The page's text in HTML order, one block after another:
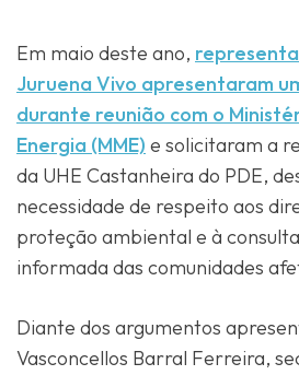
Em maio deste ano,
Juruena Vivo apresentaram
durante reunião com o
Energia (MME) e solicitaram a
da UHE Castanheira do PDE,
necessidade de respeito aos
proteção ambiental e à
informada das comunidades
Diante dos argumentos
Vasconcellos Barral Ferreira,